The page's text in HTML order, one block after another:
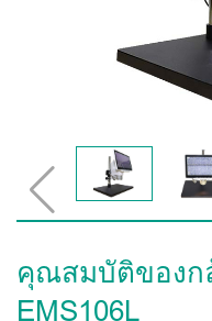
คุณสมบัติของก
EMS106L